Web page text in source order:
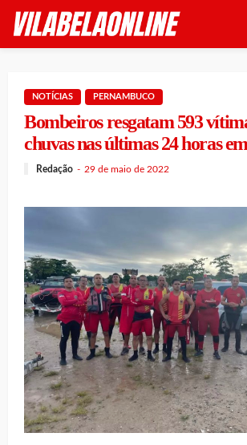
NOTÍCIAS PERNAMBUCO
Bombeiros resgatam 593
chuvas nas últimas 24 horas
Redação 29 de maio de 2022